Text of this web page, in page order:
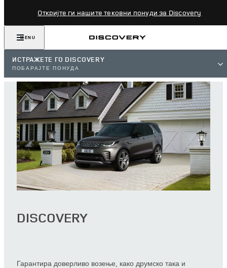
Откријте ги нашите тековни понуди за Discovery
MENU
ИСТРАЖЕТЕ ГО DISCOVERY
ПОБАРАЈТЕ ПОНУДА
DISCOVERY
Гарантира доверливо возење, како друмско така и